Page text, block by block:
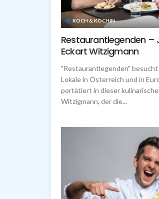
KOCH & KÖCHIN
Restaurantlegenden –
Eckart Witzigmann
"Restaurantlegenden"
Lokale in Österreich und in
portätiert in dieser
Witzigmann, der die...